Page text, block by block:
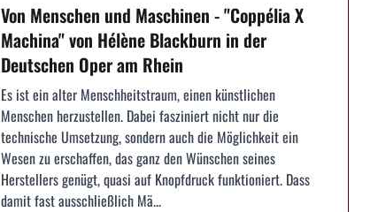
Von Menschen und Maschinen - "Coppélia X
Machina" von Hélène Blackburn in der
Deutschen Oper am Rhein
Es ist ein alter Menschheitstraum, einen künstlichen
Menschen herzustellen. Dabei fasziniert nicht nur die
technische Umsetzung, sondern auch die Möglichkeit ein
Wesen zu erschaffen, das ganz den Wünschen seines
Herstellers genügt, quasi auf Knopfdruck funktioniert. Dass
damit fast ausschließlich Mä...